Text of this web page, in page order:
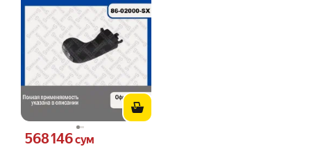
Цена 568146 сум вместо
568 146сум